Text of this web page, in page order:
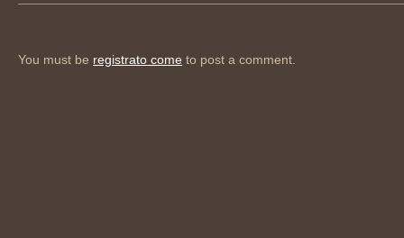
You must be registrato come to post a comment.